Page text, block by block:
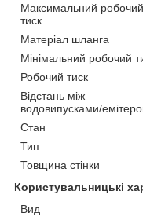
Максимальний робочий
тиск
Матеріал шланга
Мінімальний робочий
Робочий тиск
Відстань між
водовипусками/
Стан
Тип
Товщина стінки
Користувальницькі
Вид